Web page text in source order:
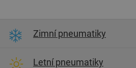
Zimní pneumatiky
Letní pneumatiky